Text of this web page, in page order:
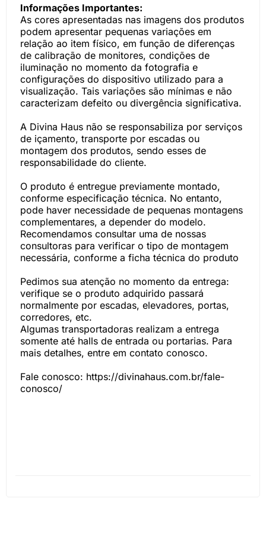
Informações Importantes:
As cores apresentadas nas imagens dos produtos
podem apresentar pequenas variações em
relação ao item físico, em função de diferenças
de calibração de monitores, condições de
iluminação no momento da fotografia e
configurações do dispositivo utilizado para a
visualização. Tais variações são mínimas e não
caracterizam defeito ou divergência significativa.
A Divina Haus não se responsabiliza por serviços
de içamento, transporte por escadas ou
montagem dos produtos, sendo esses de
responsabilidade do cliente.
O produto é entregue previamente montado,
conforme especificação técnica. No entanto,
pode haver necessidade de pequenas montagens
complementares, a depender do modelo.
Recomendamos consultar uma de nossas
consultoras para verificar o tipo de montagem
necessária, conforme a ficha técnica do produto
Pedimos sua atenção no momento da entrega:
verifique se o produto adquirido passará
normalmente por escadas, elevadores, portas,
corredores, etc.
Algumas transportadoras realizam a entrega
somente até halls de entrada ou portarias. Para
mais detalhes, entre em contato conosco.
Fale conosco: https://divinahaus.com.br/fale-
conosco/